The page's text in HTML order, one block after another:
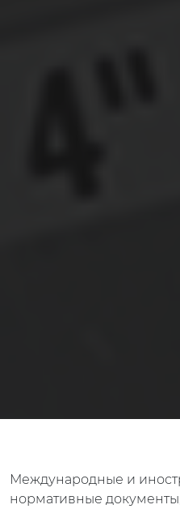
Международные и
нормативные